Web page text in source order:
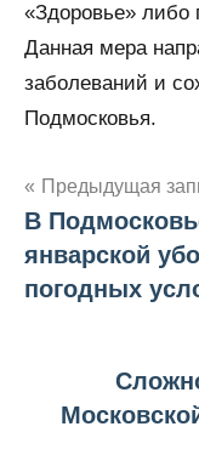
«Здоровье» либо
Данная мера
заболеваний и
Подмосковья.
по
записям
Предыдущая
В
январской
погодных